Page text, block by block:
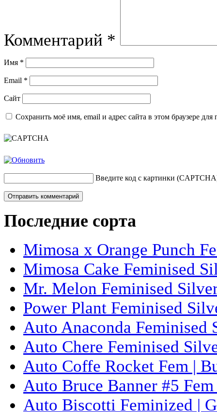
Комментарий *
Имя *
Email *
Сайт
Сохранить моё имя, email и адрес сайта в этом браузере
Введите код с картинки
Последние сорта
Mimosa x Orange Punch
Mimosa Cake Feminised
Mr. Melon Feminised
Power Plant Feminised
Auto Anaconda Feminised
Auto Chere Feminised
Auto Coffe Rocket Fem |
Auto Bruce Banner #5
Auto Biscotti Feminized |